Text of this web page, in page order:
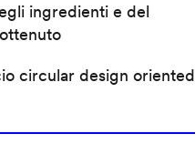
ingredienti e del
circular design oriented